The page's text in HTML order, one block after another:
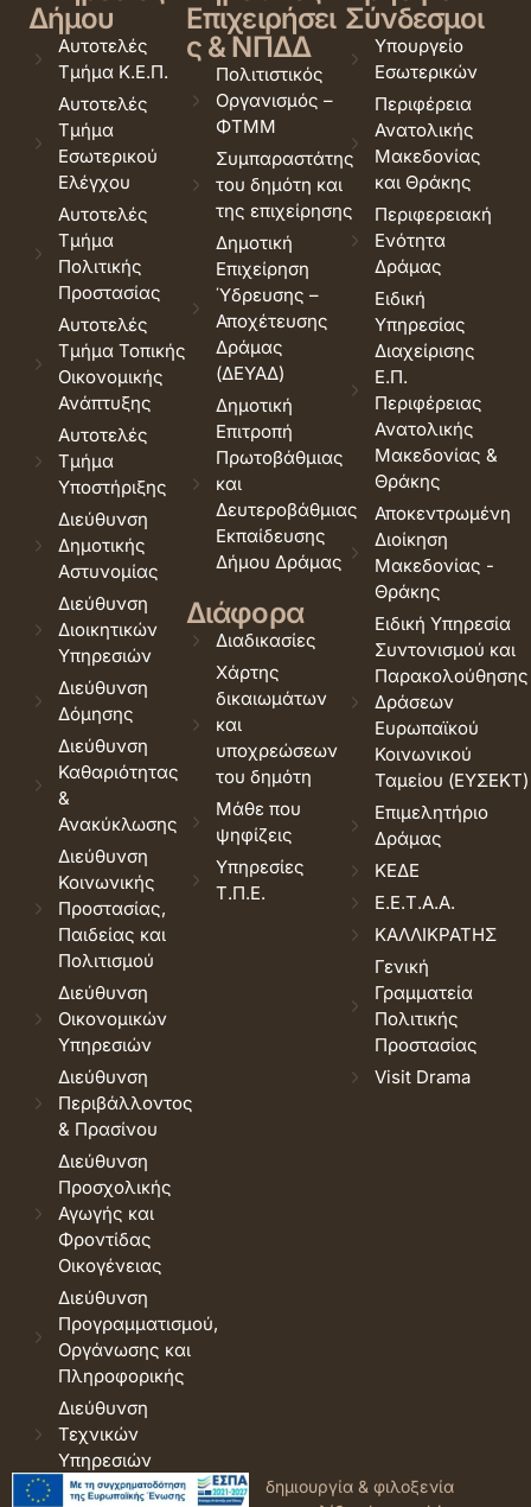
Δήμου
Αυτοτελές
Τμήμα Κ.Ε.Π.
Αυτοτελές
Τμήμα
Εσωτερικού
Ελέγχου
Αυτοτελές
Τμήμα
Πολιτικής
Προστασίας
Αυτοτελές
Τμήμα Τοπικής
Οικονομικής
Ανάπτυξης
Αυτοτελές
Τμήμα
Υποστήριξης
Διεύθυνση
Δημοτικής
Αστυνομίας
Διεύθυνση
Διοικητικών
Υπηρεσιών
Διεύθυνση
Δόμησης
Διεύθυνση
Καθαριότητας
&
Ανακύκλωσης
Διεύθυνση
Κοινωνικής
Προστασίας,
Παιδείας και
Πολιτισμού
Διεύθυνση
Οικονομικών
Υπηρεσιών
Διεύθυνση
Περιβάλλοντος
& Πρασίνου
Διεύθυνση
Προσχολικής
Αγωγής και
Φροντίδας
Οικογένειας
Διεύθυνση
Προγραμματισμού,
Οργάνωσης και
Πληροφορικής
Διεύθυνση
Τεχνικών
Υπηρεσιών
Επιχειρήσει
ς & ΝΠΔΔ
Πολιτιστικός
Οργανισμός –
ΦΤΜΜ
Συμπαραστάτης
του δημότη και
της επιχείρησης
Δημοτική
Επιχείρηση
Ύδρευσης –
Αποχέτευσης
Δράμας
(ΔΕΥΑΔ)
Δημοτική
Επιτροπή
Πρωτοβάθμιας
και
Δευτεροβάθμιας
Εκπαίδευσης
Δήμου Δράμας
Διάφορα
Διαδικασίες
Χάρτης
δικαιωμάτων
και
υποχρεώσεων
του δημότη
Μάθε που
ψηφίζεις
Υπηρεσίες
Τ.Π.Ε.
Σύνδεσμοι
Υπουργείο
Εσωτερικών
Περιφέρεια
Ανατολικής
Μακεδονίας
και Θράκης
Περιφερειακή
Ενότητα
Δράμας
Ειδική
Υπηρεσίας
Διαχείρισης
Ε.Π.
Περιφέρειας
Ανατολικής
Μακεδονίας &
Θράκης
Αποκεντρωμένη
Διοίκηση
Μακεδονίας -
Θράκης
Ειδική Υπηρεσία
Συντονισμού και
Παρακολούθησης
Δράσεων
Ευρωπαϊκού
Κοινωνικού
Ταμείου (ΕΥΣΕΚΤ)
Επιμελητήριο
Δράμας
ΚΕΔΕ
Ε.Ε.Τ.Α.Α.
ΚΑΛΛΙΚΡΑΤΗΣ
Γενική
Γραμματεία
Πολιτικής
Προστασίας
Visit Drama
© 2026 Δήμος Δράμας. Όροι
δημιουργία & φιλοξενία